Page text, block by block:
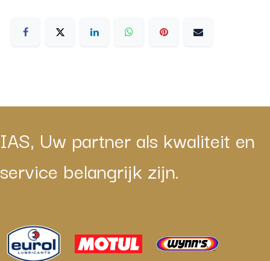
IAS, Uw partner als kwaliteit en
service belangrijk zijn.